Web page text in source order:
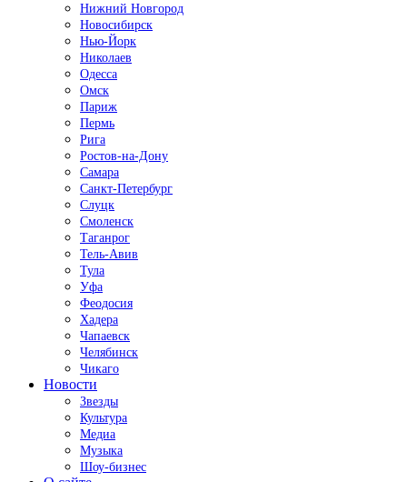
Нижний Новгород
Новосибирск
Нью-Йорк
Николаев
Одесса
Омск
Париж
Пермь
Рига
Ростов-на-Дону
Самара
Санкт-Петербург
Слуцк
Смоленск
Таганрог
Тель-Авив
Тула
Уфа
Феодосия
Хадера
Чапаевск
Челябинск
Чикаго
Новости
Звезды
Культура
Медиа
Музыка
Шоу-бизнес